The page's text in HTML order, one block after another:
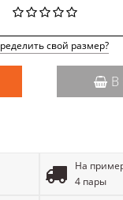
свой размер?
В
На
4 пары